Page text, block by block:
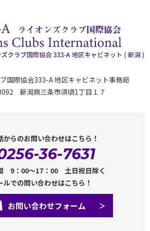
国際協会333-A 地区キャビネット事務局
新潟県三条市須頃1丁目１７
からのお問い合わせはこちら！
36-7631
9：00～17：00 土日祝日除く
ルでの問い合わせはこちら！
お問い合わせフォーム